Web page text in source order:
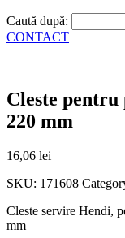
Caută după:
CONTACT
Cleste
220 mm
16,06 lei
SKU: 171608
Cleste servire Hendi,
mm